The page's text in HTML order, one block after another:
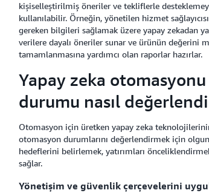
kişiselleştirilmiş öneriler ve tekliflerle
kullanılabilir. Örneğin, yönetilen hizmet sağlayıcısı
gereken bilgileri sağlamak üzere yapay zekadan
verilere dayalı öneriler sunar ve ürünün değerini
tamamlanmasına yardımcı olan raporlar hazırlar.
Yapay zeka
durumu nasıl
Otomasyon için üretken yapay zeka
otomasyon durumlarını değerlendirmek için
hedeflerini belirlemek, yatırımları
sağlar.
Yönetişim ve güvenlik çerçevelerini